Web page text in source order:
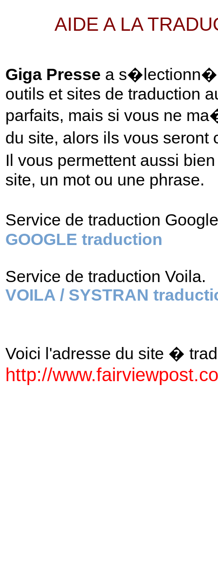
AIDE A LA
Giga Presse a s�lectionn�
outils et sites de traduction
parfaits, mais si vous ne
du site, alors ils vous
Il vous permettent aussi
site, un mot ou une phrase.
Service de traduction
GOOGLE traduction
Service de traduction Voila.
VOILA / SYSTRAN
Voici l'adresse du site �
http://